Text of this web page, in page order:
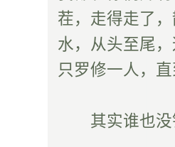
茬，走得走了
水，从头至尾
只罗修一人，
其实谁也没